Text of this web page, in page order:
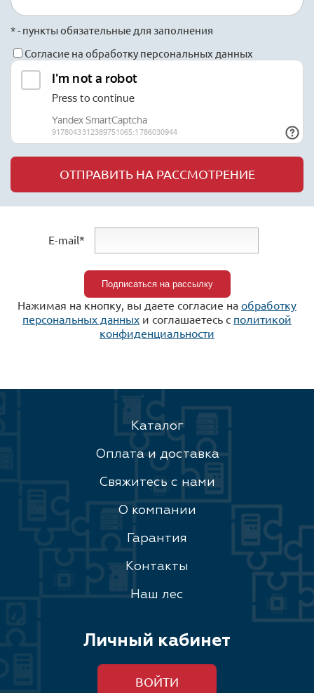
* - пункты обязательные для заполнения
Согласие на обработку персональных данных
ОТПРАВИТЬ НА РАССМОТРЕНИЕ
E-mail*
Нажимая на кнопку, вы даете согласие на обработку
персональных данных и соглашаетесь c политикой
конфиденциальности
Каталог
Оплата и доставка
Свяжитесь с нами
О компании
Гарантия
Контакты
Наш лес
Личный кабинет
ВОЙТИ